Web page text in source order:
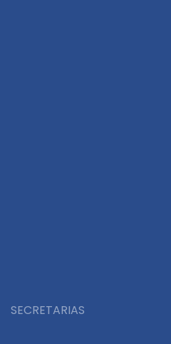
SECRETARIAS